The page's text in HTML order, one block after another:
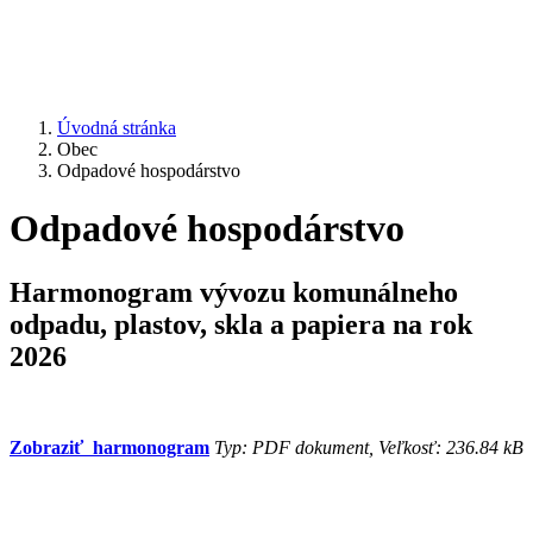
Úvodná stránka
Obec
Odpadové hospodárstvo
Odpadové hospodárstvo
Harmonogram vývozu komunálneho
odpadu, plastov, skla a papiera na rok
2026
Zobraziť harmonogram Typ: PDF dokument, Veľkosť: 236.84 kB